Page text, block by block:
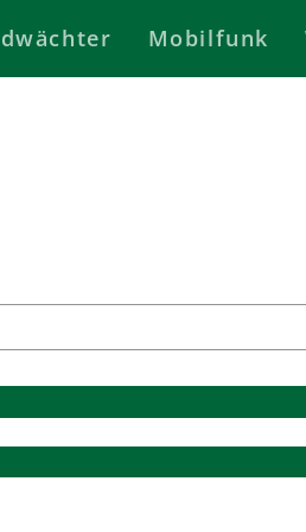
Mobilfunk